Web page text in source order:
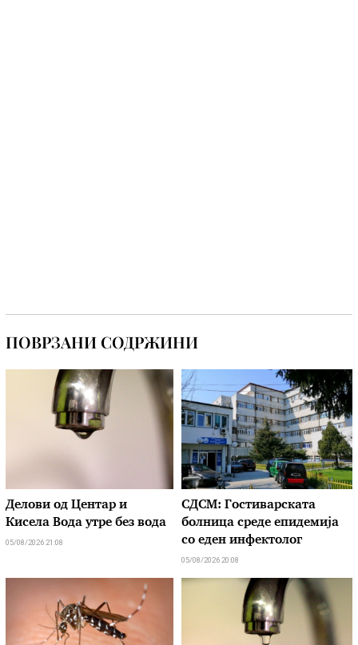
ПОВРЗАНИ СОДРЖИНИ
Делови од Центар и
Кисела Вода утре без вода
05/08/2026 21:08
СДСМ: Гостиварската
болница среде епидемија
со еден инфектолог
05/08/2026 20:08